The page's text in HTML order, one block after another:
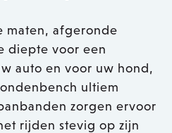
maten, afgeronde
diepte voor een
auto en voor uw hond,
ultiem
zorgen ervoor
rijden stevig op zijn